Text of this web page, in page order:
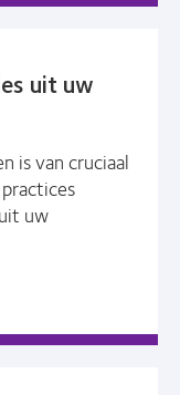
uit uw
is van cruciaal
uw